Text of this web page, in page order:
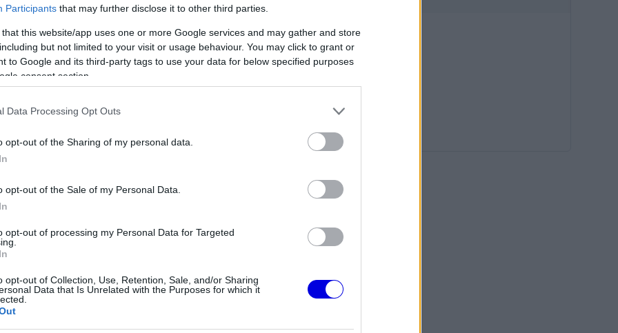
Participants that may further disclose it to other third parties.
that this website/app uses one or more Google services and may gather and store
but not limited to your visit or usage behaviour. You may click to grant or
to Google and its third-party tags to use your data for below specified purposes
consent section.
Data Processing Opt Outs
opt-out of the Sharing of my personal data.
opt-out of the Sale of my Personal Data.
opt-out of processing my Personal Data for Targeted
opt-out of Collection, Use, Retention, Sale, and/or Sharing
Data that Is Unrelated with the Purposes for which it
másodperces időbüntetést is kapott,
hozott a Ferrari,
érkeznek a Holland Nagydíjra az
Aston Martinnal